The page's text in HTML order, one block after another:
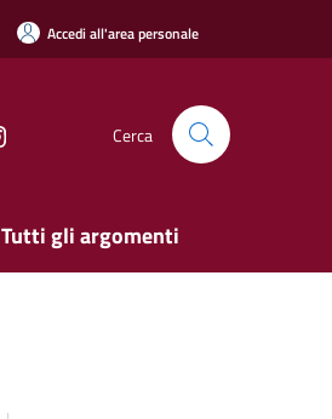
Accedi all'area personale
Cerca
Tutti gli argomenti